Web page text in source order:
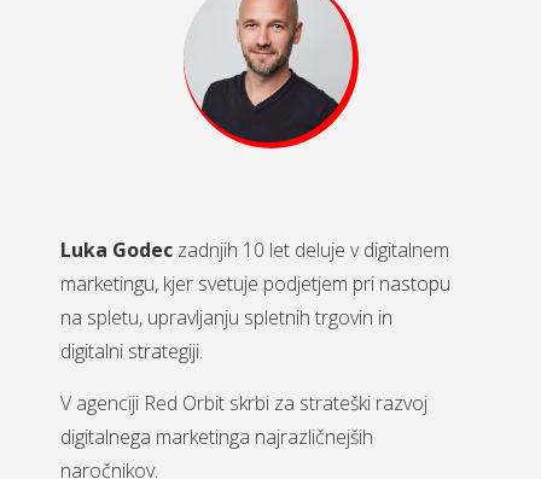
Luka Godec zadnjih 10 let deluje v digitalnem
marketingu, kjer svetuje podjetjem pri nastopu
na spletu, upravljanju spletnih trgovin in
digitalni strategiji.
V agenciji Red Orbit skrbi za strateški razvoj
digitalnega marketinga najrazličnejših
naročnikov.